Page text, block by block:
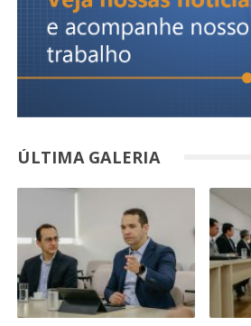
ÚLTIMA GALERIA